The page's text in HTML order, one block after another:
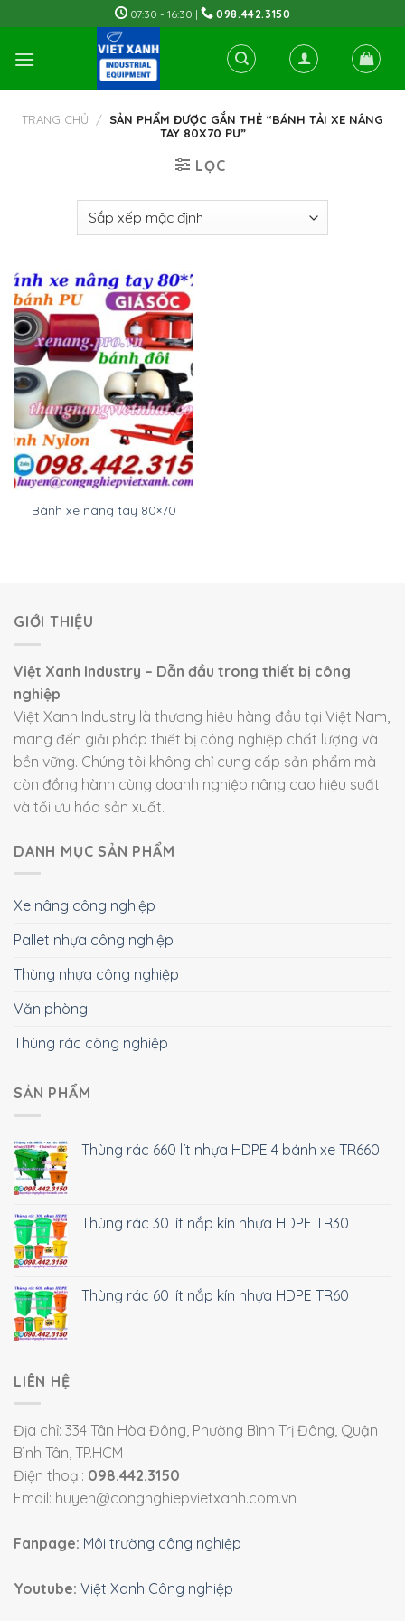
to
content
07:30 - 16:30 | 098.442.3150
TRANG CHỦ / SẢN PHẨM ĐƯỢC GẮN THẺ “BÁNH TẢI XE NÂNG
TAY 80X70 PU”
LỌC
Bánh xe nâng tay 80×70
GIỚI THIỆU
Việt Xanh Industry – Dẫn đầu trong thiết bị công
nghiệp
Việt Xanh Industry là thương hiệu hàng đầu tại Việt Nam,
mang đến giải pháp thiết bị công nghiệp chất lượng và
bền vững. Chúng tôi không chỉ cung cấp sản phẩm mà
còn đồng hành cùng doanh nghiệp nâng cao hiệu suất
và tối ưu hóa sản xuất.
DANH MỤC SẢN PHẨM
Xe nâng công nghiệp
Pallet nhựa công nghiệp
Thùng nhựa công nghiệp
Văn phòng
Thùng rác công nghiệp
SẢN PHẨM
Thùng rác 660 lít nhựa HDPE 4 bánh xe TR660
Thùng rác 30 lít nắp kín nhựa HDPE TR30
Thùng rác 60 lít nắp kín nhựa HDPE TR60
LIÊN HỆ
Địa chỉ: 334 Tân Hòa Đông, Phường Bình Trị Đông, Quận
Bình Tân, TP.HCM
Điện thoại: 098.442.3150
Email: huyen@congnghiepvietxanh.com.vn
Fanpage: Môi trường công nghiệp
Youtube: Việt Xanh Công nghiệp